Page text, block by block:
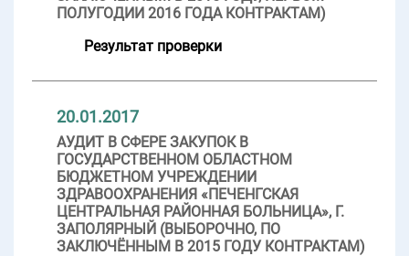
ПОЛУГОДИИ 2016 ГОДА КОНТРАКТАМ)
Результат проверки
20.01.2017
АУДИТ В СФЕРЕ ЗАКУПОК В
ГОСУДАРСТВЕННОМ ОБЛАСТНОМ
БЮДЖЕТНОМ УЧРЕЖДЕНИИ
ЗДРАВООХРАНЕНИЯ «ПЕЧЕНГСКАЯ
ЦЕНТРАЛЬНАЯ РАЙОННАЯ БОЛЬНИЦА», Г.
ЗАПОЛЯРНЫЙ (ВЫБОРОЧНО, ПО
ЗАКЛЮЧЁННЫМ В 2015 ГОДУ КОНТРАКТАМ)